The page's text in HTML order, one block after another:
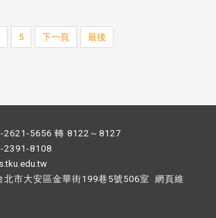
5 下一頁 最後
2621-5656 轉 8122～8127
2391-8108
市大安區金華街199巷5號506室 網頁維